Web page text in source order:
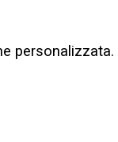
personalizzata.